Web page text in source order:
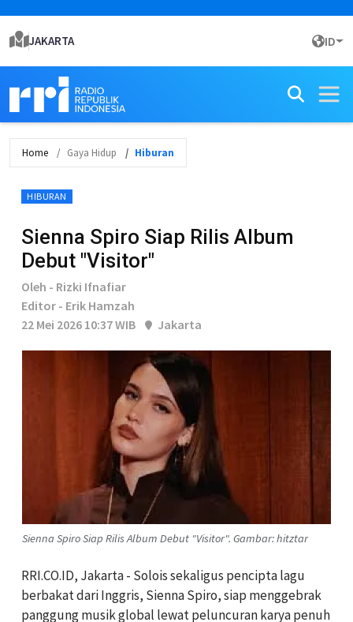
JAKARTA ID
Home Gaya Hidup Hiburan
HIBURAN
Sienna Spiro Siap Rilis Album
Debut "Visitor"
Oleh - Rizki Ifnafiar
Editor - Erik Hamzah
22 Mei 2026 10:37 WIB
Jakarta
Sienna Spiro Siap Rilis Album Debut "Visitor". Gambar: hitztar
RRI.CO.ID, Jakarta - Solois sekaligus pencipta lagu
berbakat dari Inggris, Sienna Spiro, siap menggebrak
panggung musik global lewat peluncuran karya penuh